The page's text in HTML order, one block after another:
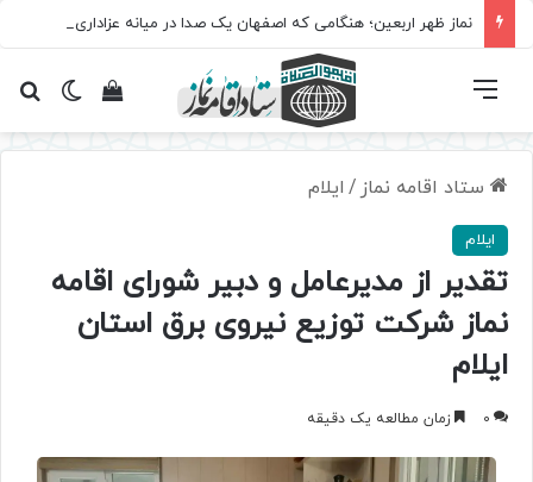
تغییرمشاهده فهرست
ستاد اقامه نماز / ایلام
ایلام
تقدیر از مدیرعامل و دبیر شورای اقامه
نماز شرکت توزیع نیروی برق استان
ایلام
0 زمان مطالعه یک دقیقه